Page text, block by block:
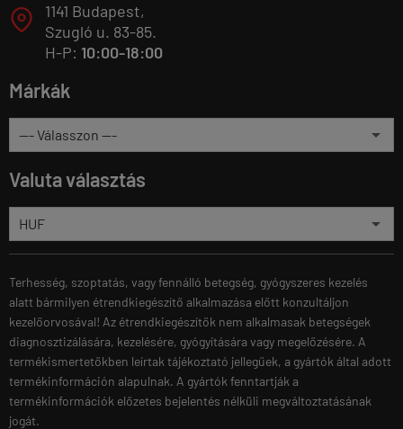
T
1141 Budapest,
Szugló u. 83-85.
H-P: 10:00-18:00
Márkák
Valuta választás
Terhesség, szoptatás, vagy fennálló betegség, gyógyszeres kezelés
alatt bármilyen étrendkiegészítő alkalmazása előtt konzultáljon
kezelőorvosával! Az étrendkiegészítők nem alkalmasak betegségek
diagnosztizálására, kezelésére, gyógyítására vagy megelőzésére. A
termékismertetőkben leírtak tájékoztató jellegűek, a gyártók által adott
termékinformáción alapulnak. A gyártók fenntartják a
termékinformációk előzetes bejelentés nélküli megváltoztatásának
jogát.